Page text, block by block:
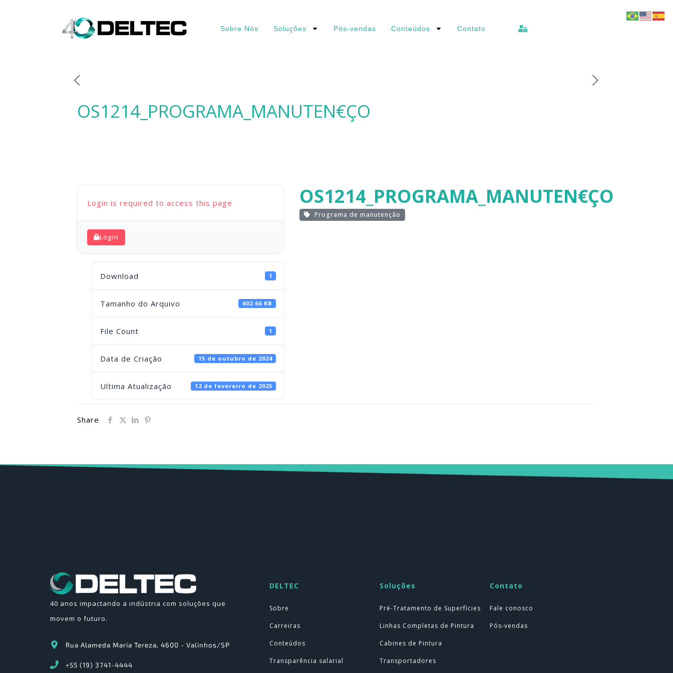
Sobre Nós Soluções Pós-vendas Conteúdos Contato
OS1214_PROGRAMA_MANUTEN€ÇO
Login is required to access this page
Login
Download 1
Tamanho do Arquivo 602.66 KB
File Count 1
Data de Criação 15 de outubro de 2024
Ultima Atualização 12 de fevereiro de 2025
OS1214_PROGRAMA_MANUTEN€ÇO
Programa de manutenção
Share
40 anos impactando a indústria com soluções que
movem o futuro.
Rua Alameda Maria Tereza, 4600 - Valinhos/SP
+55 (19) 3741-4444
DELTEC Soluções Contato
Sobre
Carreiras
Conteúdos
Transparência salarial
Pré-Tratamento de Superfícies
Linhas Completas de Pintura
Cabines de Pintura
Transportadores
Fale conosco
Pós-vendas